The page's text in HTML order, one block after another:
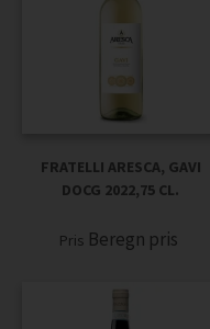
FRATELLI ARESCA, GAVI
DOCG 2022,75 CL.
Pris Beregn pris